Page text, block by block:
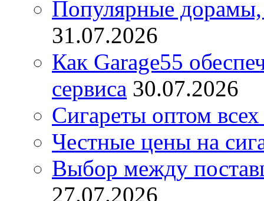
Популярные дорамы,
31.07.2026
Как Garage55
сервиса 30.07.2026
Сигареты оптом
Честные цены на
Выбор между
27.07.2026